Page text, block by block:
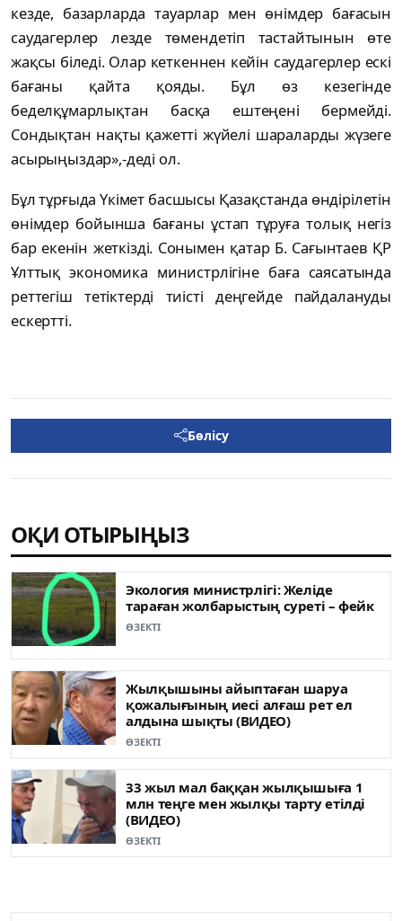
кезде, базарларда тауарлар мен өнімдер бағасын
саудагерлер лезде төмендетіп тастайтынын өте
жақсы біледі. Олар кеткеннен кейін саудагерлер ескі
бағаны қайта қояды. Бұл өз кезегінде
беделқұмарлықтан басқа ештеңені бермейді.
Сондықтан нақты қажетті жүйелі шараларды жүзеге
асырыңыздар»,-деді ол.
Бұл тұрғыда Үкімет басшысы Қазақстанда өндірілетін
өнімдер бойынша бағаны ұстап тұруға толық негіз
бар екенін жеткізді. Сонымен қатар Б. Сағынтаев ҚР
Ұлттық экономика министрлігіне баға саясатында
реттегіш тетіктерді тиісті деңгейде пайдалануды
ескертті.
Бөлісу
ОҚИ ОТЫРЫҢЫЗ
Экология министрлігі: Желіде
тараған жолбарыстың суреті – фейк
ӨЗЕКТІ
Жылқышыны айыптаған шаруа
қожалығының иесі алғаш рет ел
алдына шықты (ВИДЕО)
ӨЗЕКТІ
33 жыл мал баққан жылқышыға 1
млн теңге мен жылқы тарту етілді
(ВИДЕО)
ӨЗЕКТІ